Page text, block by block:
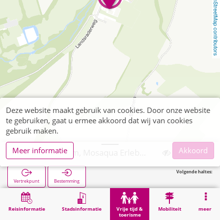
OpenStreetMap contributors
Reisinformatie Stadsinformatie
Vrije tijd &
toerisme
Mobiliteit meer
Vertrekpunt Bestemming
Volgende haltes:
Vrije tijd & toerisme Gulpen-Wittem, Mosaqua Erlebnisbad Gulpen
Deze website maakt gebruik van cookies. Door onze website
te gebruiken, gaat u ermee akkoord dat wij van cookies
gebruik maken.
Meer informatie
Akkoord